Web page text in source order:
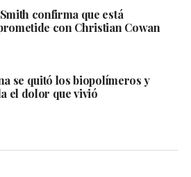
confirma que está
con Christian Cowan
se quitó los biopolímeros y
el dolor que vivió